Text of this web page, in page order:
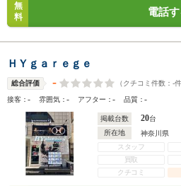
無
料
電話
ＨＹｇａｒｅｇｅ
総合評価 - （クチコミ件数： -件
接客：- 雰囲気：- アフター：- 品質：-
掲載台数 20台
所在地
神奈川県
スタッフ
買取
クチコミ